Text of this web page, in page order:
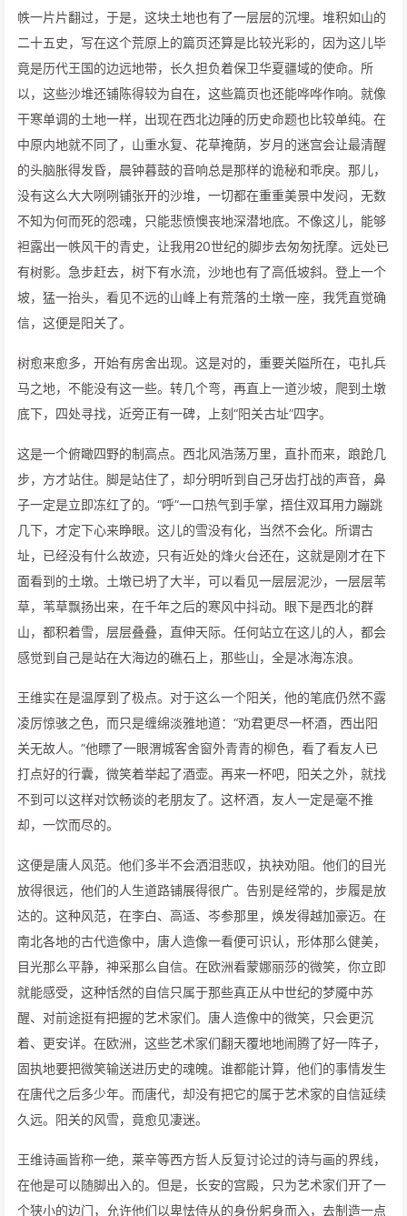
帙一片片翻过，于是，这块土地也有了一层层的沉埋。堆积如山的
二十五史，写在这个荒原上的篇页还算是比较光彩的，因为这儿毕
竟是历代王国的边远地带，长久担负着保卫华夏疆域的使命。所
以，这些沙堆还铺陈得较为自在，这些篇页也还能哗哗作响。就像
干寒单调的土地一样，出现在西北边陲的历史命题也比较单纯。在
中原内地就不同了，山重水复、花草掩荫，岁月的迷宫会让最清醒
的头脑胀得发昏，晨钟暮鼓的音响总是那样的诡秘和乖戾。那儿，
没有这么大大咧咧铺张开的沙堆，一切都在重重美景中发闷，无数
不知为何而死的怨魂，只能悲愤懊丧地深潜地底。不像这儿，能够
袒露出一帙风干的青史，让我用20世纪的脚步去匆匆抚摩。远处已
有树影。急步赶去，树下有水流，沙地也有了高低坡斜。登上一个
坡，猛一抬头，看见不远的山峰上有荒落的土墩一座，我凭直觉确
信，这便是阳关了。
树愈来愈多，开始有房舍出现。这是对的，重要关隘所在，屯扎兵
马之地，不能没有这一些。转几个弯，再直上一道沙坡，爬到土墩
底下，四处寻找，近旁正有一碑，上刻“阳关古址”四字。
这是一个俯瞰四野的制高点。西北风浩荡万里，直扑而来，踉跄几
步，方才站住。脚是站住了，却分明听到自己牙齿打战的声音，鼻
子一定是立即冻红了的。“呼”一口热气到手掌，捂住双耳用力蹦跳
几下，才定下心来睁眼。这儿的雪没有化，当然不会化。所谓古
址，已经没有什么故迹，只有近处的烽火台还在，这就是刚才在下
面看到的土墩。土墩已坍了大半，可以看见一层层泥沙，一层层苇
草，苇草飘扬出来，在千年之后的寒风中抖动。眼下是西北的群
山，都积着雪，层层叠叠，直伸天际。任何站立在这儿的人，都会
感觉到自己是站在大海边的礁石上，那些山，全是冰海冻浪。
王维实在是温厚到了极点。对于这么一个阳关，他的笔底仍然不露
凌厉惊骇之色，而只是缠绵淡雅地道：“劝君更尽一杯酒，西出阳
关无故人。”他瞟了一眼渭城客舍窗外青青的柳色，看了看友人已
打点好的行囊，微笑着举起了酒壶。再来一杯吧，阳关之外，就找
不到可以这样对饮畅谈的老朋友了。这杯酒，友人一定是毫不推
却，一饮而尽的。
这便是唐人风范。他们多半不会洒泪悲叹，执袂劝阻。他们的目光
放得很远，他们的人生道路铺展得很广。告别是经常的，步履是放
达的。这种风范，在李白、高适、岑参那里，焕发得越加豪迈。在
南北各地的古代造像中，唐人造像一看便可识认，形体那么健美，
目光那么平静，神采那么自信。在欧洲看蒙娜丽莎的微笑，你立即
就能感受，这种恬然的自信只属于那些真正从中世纪的梦魇中苏
醒、对前途挺有把握的艺术家们。唐人造像中的微笑，只会更沉
着、更安详。在欧洲，这些艺术家们翻天覆地地闹腾了好一阵子，
固执地要把微笑输送进历史的魂魄。谁都能计算，他们的事情发生
在唐代之后多少年。而唐代，却没有把它的属于艺术家的自信延续
久远。阳关的风雪，竟愈见凄迷。
王维诗画皆称一绝，莱辛等西方哲人反复讨论过的诗与画的界线，
在他是可以随脚出入的。但是，长安的宫殿，只为艺术家们开了一
个狭小的边门，允许他们以卑怯侍从的身份躬身而入，去制造一点